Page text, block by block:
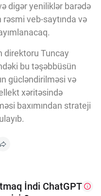
digər yeniliklər barədə
veb-saytında və
direktoru Tuncay
bu təşəbbüsün
gücləndirilməsi və
xəritəsində
baxımından strateji
İndi ChatGPT